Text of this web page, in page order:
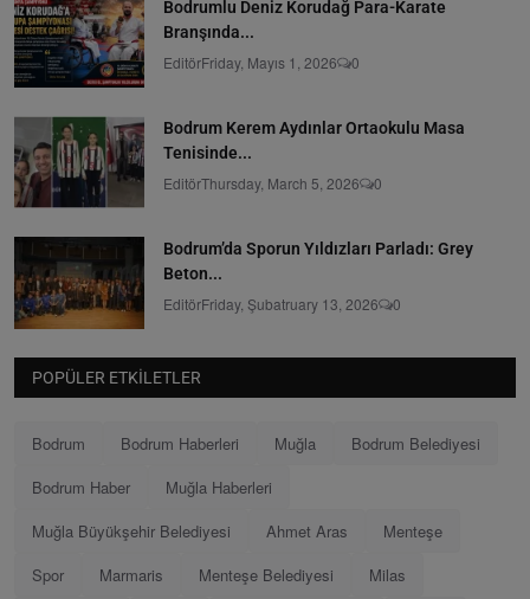
Bodrumlu Deniz Korudağ Para-Karate
Branşında...
EditörFriday, Mayıs 1, 2026 0
Bodrum Kerem Aydınlar Ortaokulu Masa
Tenisinde...
EditörThursday, March 5, 2026 0
Bodrum’da Sporun Yıldızları Parladı: Grey
Beton...
EditörFriday, Şubatruary 13, 2026 0
POPÜLER ETKILETLER
Bodrum Bodrum Haberleri Muğla
Bodrum Belediyesi
Bodrum Haber
Muğla Haberleri
Muğla Büyükşehir Belediyesi
Ahmet Aras
Menteşe
Spor
Marmaris Menteşe Belediyesi
Milas